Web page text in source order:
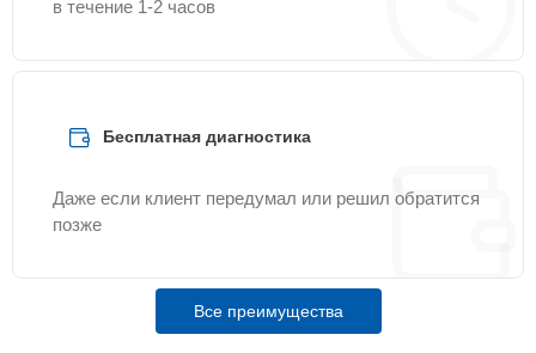
в течение 1-2 часов
Бесплатная диагностика
Даже если клиент передумал или решил обратится
позже
Все преимущества